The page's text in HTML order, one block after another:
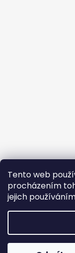
Tento web
procházením
jejich
Copyright 2026